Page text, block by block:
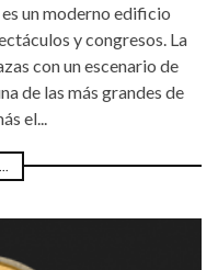
un moderno edificio
y congresos. La
con un escenario de
de las más grandes de
el...